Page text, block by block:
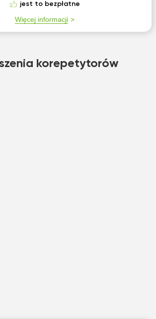
jest to bezpłatne
Więcej informacji
korepetytorów